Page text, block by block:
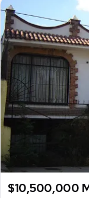
$10,500,000